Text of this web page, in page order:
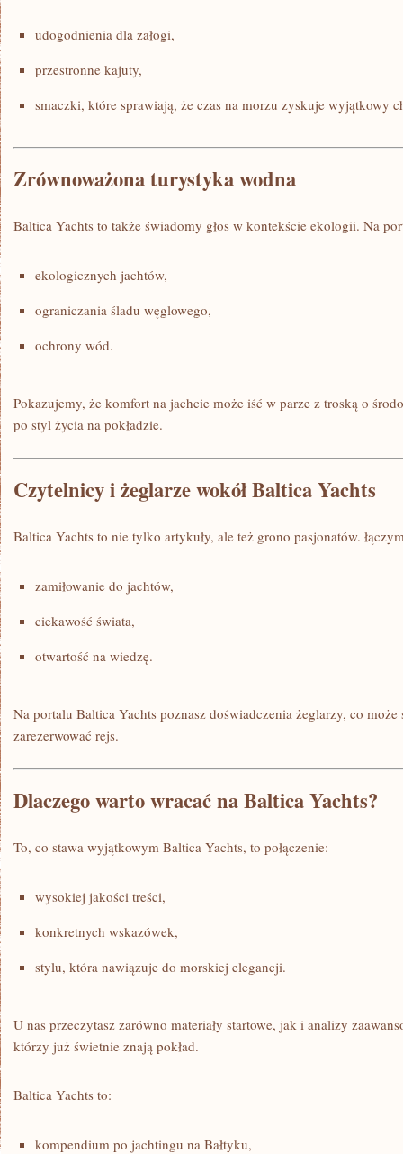
udogodnienia dla załogi,
przestronne kajuty,
smaczki, które sprawiają, że czas na morzu zyskuje wyjątkowy
Zrównoważona turystyka wodna
Baltica Yachts to także świadomy głos w kontekście ekologii. Na
ekologicznych jachtów,
ograniczania śladu węglowego,
ochrony wód.
Pokazujemy, że komfort na jachcie może iść w parze z troską o
po styl życia na pokładzie.
Czytelnicy i żeglarze wokół Baltica Yachts
Baltica Yachts to nie tylko artykuły, ale też grono pasjonatów.
zamiłowanie do jachtów,
ciekawość świata,
otwartość na wiedzę.
Na portalu Baltica Yachts poznasz doświadczenia żeglarzy, co
zarezerwować rejs.
Dlaczego warto wracać na Baltica Yachts?
To, co stawa wyjątkowym Baltica Yachts, to połączenie:
wysokiej jakości treści,
konkretnych wskazówek,
stylu, która nawiązuje do morskiej elegancji.
U nas przeczytasz zarówno materiały startowe, jak i analizy
którzy już świetnie znają pokład.
Baltica Yachts to:
kompendium po jachtingu na Bałtyku,